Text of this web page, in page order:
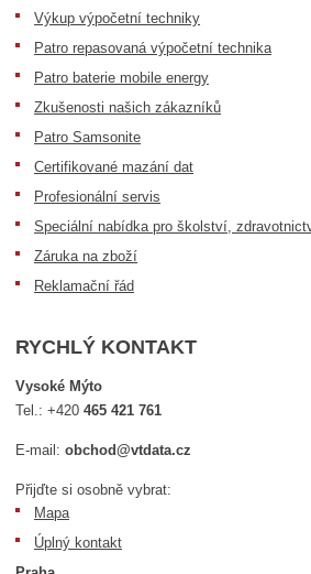
Výkup výpočetní techniky
Patro repasovaná výpočetní technika
Patro baterie mobile energy
Zkušenosti našich zákazníků
Patro Samsonite
Certifikované mazání dat
Profesionální servis
Speciální nabídka pro školství,
Záruka na zboží
Reklamační řád
RYCHLÝ KONTAKT
Vysoké Mýto
Tel.:+420465 421 761
E-mail:obchod@vtdata.cz
Přijďte si osobně vybrat:
Mapa
Úplný kontakt